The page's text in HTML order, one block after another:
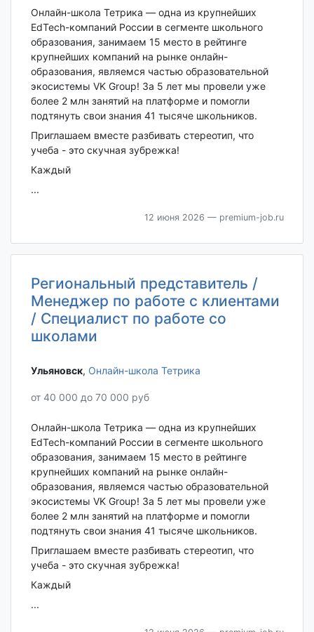
Онлайн-школа Тетрика — одна из крупнейших
EdTech-компаний России в сегменте школьного
образования, занимаем 15 место в рейтинге
крупнейших компаний на рынке онлайн-
образования, являемся частью образовательной
экосистемы VK Group! За 5 лет мы провели уже
более 2 млн занятий на платформе и помогли
подтянуть свои знания 41 тысяче школьников.
Приглашаем вместе разбивать стереотип, что
учеба - это скучная зубрежка!
Каждый
...
12 июня 2026 — premium-job.ru
Региональный представитель /
Менеджер по работе с клиентами
/ Специалист по работе со
школами
Ульяновск‎, Онлайн-школа Тетрика
от 40 000 до 70 000 руб
Онлайн-школа Тетрика — одна из крупнейших
EdTech-компаний России в сегменте школьного
образования, занимаем 15 место в рейтинге
крупнейших компаний на рынке онлайн-
образования, являемся частью образовательной
экосистемы VK Group! За 5 лет мы провели уже
более 2 млн занятий на платформе и помогли
подтянуть свои знания 41 тысяче школьников.
Приглашаем вместе разбивать стереотип, что
учеба - это скучная зубрежка!
Каждый
...